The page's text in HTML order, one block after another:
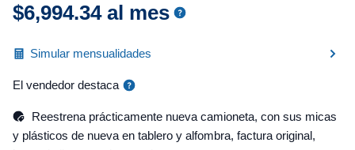
$6,994.34al mes
Simular mensualidades
El vendedor destaca
Reestrena prácticamente nueva camioneta, con sus micas
y plásticos de nueva en tablero y alfombra, factura original,